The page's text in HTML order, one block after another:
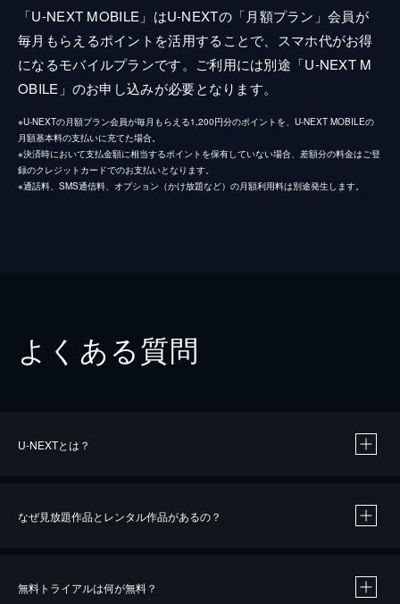
「U-NEXT MOBILE」はU-NEXTの「月額プラン」会員が
毎月もらえるポイントを活用することで、スマホ代がお得
になるモバイルプランです。ご利用には別途「U-NEXT M
OBILE」のお申し込みが必要となります。
※U-NEXTの月額プラン会員が毎月もらえる1,200円分のポイントを、U-NEXT MOBILEの
月額基本料の支払いに充てた場合。
※決済時において支払金額に相当するポイントを保有していない場合、差額分の料金はご登
録のクレジットカードでのお支払いとなります。
※通話料、SMS通信料、オプション（かけ放題など）の月額利用料は別途発生します。
よくある質問
U-NEXTとは？
なぜ見放題作品とレンタル作品があるの？
無料トライアルは何が無料？